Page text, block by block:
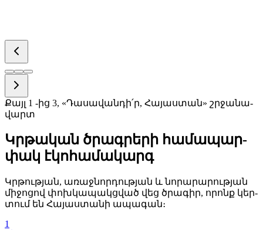
Քայլ 1 -ից 3, «Դա­սա­վան­դի՛ր, Հա­յաս­տան» շրջա­նա­
վարտ
Կրթա­կան ծրագ­րե­րի հա­մա­պար­
փակ է­կո­հա­մա­կարգ
Կրթութ­յան, ա­ռաջ­նոր­դութ­յան և նո­րա­րա­րութ­յան
մի­ջո­ցով փոխ­կա­պակց­ված վեց ծրա­գիր, ո­րոնք կեր­
տում են Հա­յաս­տա­նի ա­պա­գան։
1